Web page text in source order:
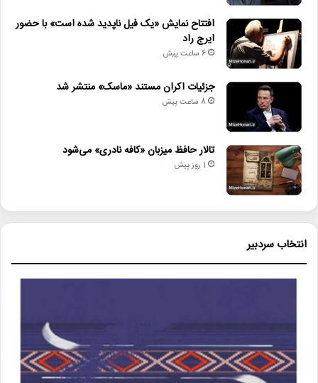
افتتاح نمایش «یک فیل ناپدید شده است» با حضور
ایرج راد
6 ساعت پیش
جزئیات اکران مستند «ماسک» منتشر شد
8 ساعت پیش
تالار حافظ میزبان «کافه نادری» می‌شود
1 روز پیش
انتخاب سردبیر